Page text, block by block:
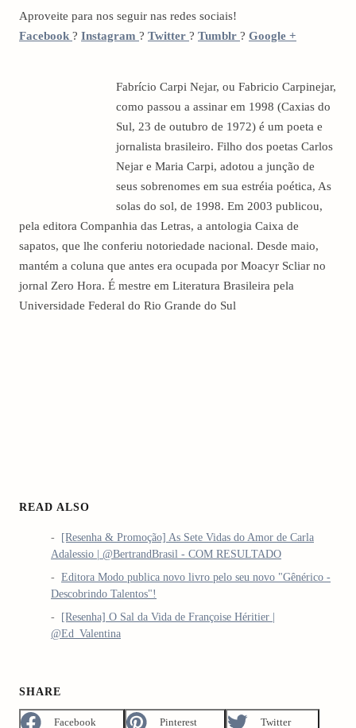
Aproveite para nos seguir nas redes sociais!
Facebook ? Instagram ? Twitter ? Tumblr ? Google +
Fabrício Carpi Nejar, ou Fabricio Carpinejar,
como passou a assinar em 1998 (Caxias do
Sul, 23 de outubro de 1972) é um poeta e
jornalista brasileiro. Filho dos poetas Carlos
Nejar e Maria Carpi, adotou a junção de
seus sobrenomes em sua estréia poética, As
solas do sol, de 1998. Em 2003 publicou,
pela editora Companhia das Letras, a antologia Caixa de
sapatos, que lhe conferiu notoriedade nacional. Desde maio,
mantém a coluna que antes era ocupada por Moacyr Scliar no
jornal Zero Hora. É mestre em Literatura Brasileira pela
Universidade Federal do Rio Grande do Sul
READ ALSO
[Resenha & Promoção] As Sete Vidas do Amor de Carla
Adalessio | @BertrandBrasil - COM RESULTADO
Editora Modo publica novo livro pelo seu novo "Gênérico -
Descobrindo Talentos"!
[Resenha] O Sal da Vida de Françoise Héritier |
@Ed_Valentina
SHARE
Facebook Pinterest Twitter